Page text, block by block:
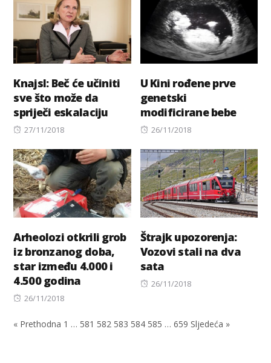
Knajsl: Beč će učiniti
sve što može da
spriječi eskalaciju
Posted
27/11/2018
U Kini rođene prve
genetski
modificirane bebe
Posted
26/11/2018
Arheolozi otkrili grob
iz bronzanog doba,
star između 4.000 i
4.500 godina
Posted
26/11/2018
Štrajk upozorenja:
Vozovi stali na dva
sata
Posted
26/11/2018
« Prethodna 1 … 581 582 583 584 585 … 659 Sljedeća »